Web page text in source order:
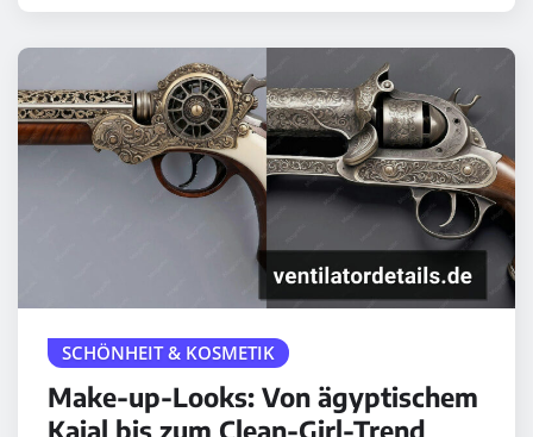
SCHÖNHEIT & KOSMETIK
Make-up-Looks: Von ägyptischem
Kajal bis zum Clean-Girl-Trend